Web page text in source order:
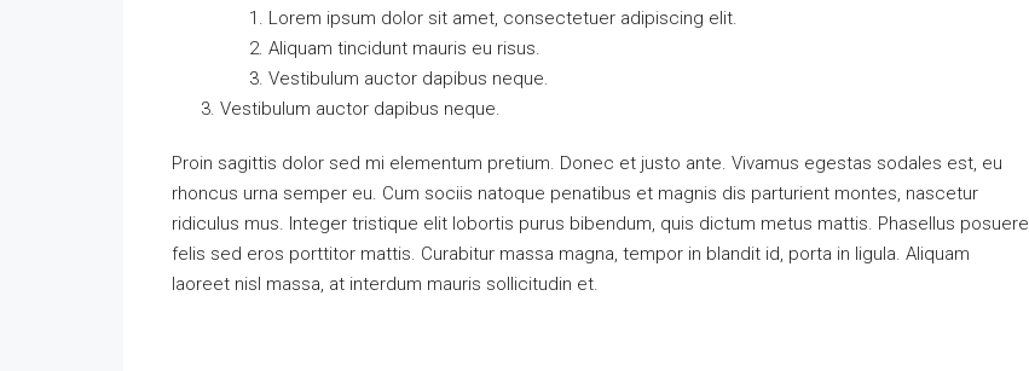
Lorem ipsum dolor sit amet, consectetuer adipiscing elit.
Aliquam tincidunt mauris eu risus.
Vestibulum auctor dapibus neque.
Vestibulum auctor dapibus neque.
Proin sagittis dolor sed mi elementum pretium. Donec et justo ante. Vivamus egestas sodales est, eu
rhoncus urna semper eu. Cum sociis natoque penatibus et magnis dis parturient montes, nascetur
ridiculus mus. Integer tristique elit lobortis purus bibendum, quis dictum metus mattis. Phasellus posuere
felis sed eros porttitor mattis. Curabitur massa magna, tempor in blandit id, porta in ligula. Aliquam
laoreet nisl massa, at interdum mauris sollicitudin et.